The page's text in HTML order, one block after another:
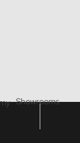
Showrooms